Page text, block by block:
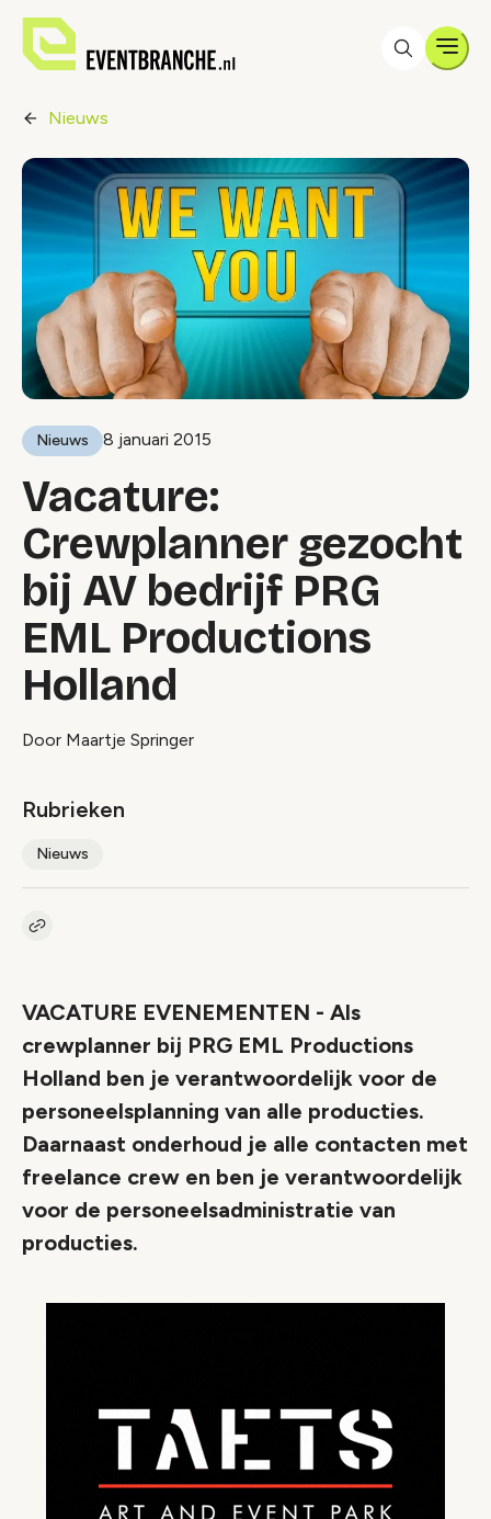
Nieuws
Nieuws 8 januari 2015
Vacature:
Crewplanner gezocht
bij AV bedrijf PRG
EML Productions
Holland
Door Maartje Springer
Rubrieken
Nieuws
Kopieer link naar artikel
VACATURE EVENEMENTEN - Als
crewplanner bij PRG EML Productions
Holland ben je verantwoordelijk voor de
personeelsplanning van alle producties.
Daarnaast onderhoud je alle contacten met
freelance crew en ben je verantwoordelijk
voor de personeelsadministratie van
producties.